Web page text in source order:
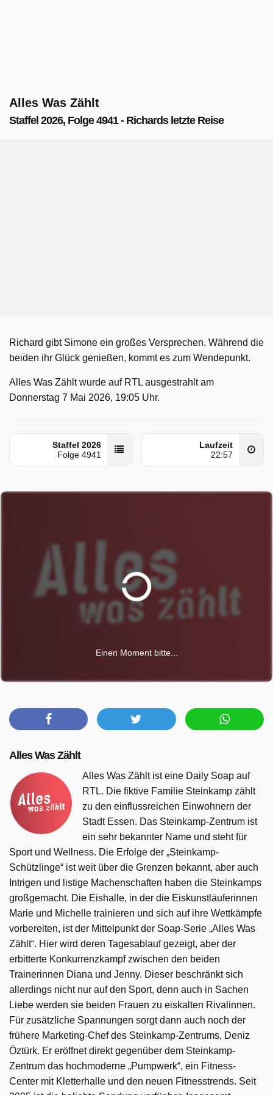
Alles Was Zählt
Staffel 2026, Folge 4941 - Richards letzte Reise
Richard gibt Simone ein großes Versprechen. Während die
beiden ihr Glück genießen, kommt es zum Wendepunkt.
Alles Was Zählt wurde auf RTL ausgestrahlt am
Donnerstag 7 Mai 2026, 19:05 Uhr.
Staffel 2026
Folge 4941
Laufzeit
22:57
Einen Moment bitte...
Alles Was Zählt
Alles Was Zählt ist eine Daily Soap auf
RTL. Die fiktive Familie Steinkamp zählt
zu den einflussreichen Einwohnern der
Stadt Essen. Das Steinkamp-Zentrum ist
ein sehr bekannter Name und steht für
Sport und Wellness. Die Erfolge der „Steinkamp-
Schützlinge“ ist weit über die Grenzen bekannt, aber auch
Intrigen und listige Machenschaften haben die Steinkamps
großgemacht. Die Eishalle, in der die Eiskunstläuferinnen
Marie und Michelle trainieren und sich auf ihre Wettkämpfe
vorbereiten, ist der Mittelpunkt der Soap-Serie „Alles Was
Zählt“. Hier wird deren Tagesablauf gezeigt, aber der
erbitterte Konkurrenzkampf zwischen den beiden
Trainerinnen Diana und Jenny. Dieser beschränkt sich
allerdings nicht nur auf den Sport, denn auch in Sachen
Liebe werden sie beiden Frauen zu eiskalten Rivalinnen.
Für zusätzliche Spannungen sorgt dann auch noch der
frühere Marketing-Chef des Steinkamp-Zentrums, Deniz
Öztürk. Er eröffnet direkt gegenüber dem Steinkamp-
Zentrum das hochmoderne „Pumpwerk“, ein Fitness-
Center mit Kletterhalle und den neuen Fitnesstrends. Seit